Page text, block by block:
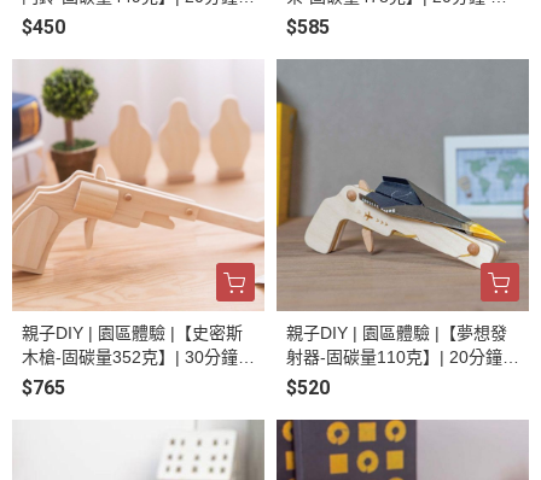
輕鬆體驗 | 居家首選 | 手作體驗
$450
鬆體驗 | 生活小物 | 手作體驗 |
$585
親子DIY | 園區體驗 |【史密斯
木槍-固碳量352克】| 30分鐘
輕鬆體驗 | 趣味童玩 | 手作體驗
$765
親子DIY | 園區體驗 |【夢想發
射器-固碳量110克】| 20分鐘
輕鬆體驗 | 趣味童玩 | 手作體驗
$520